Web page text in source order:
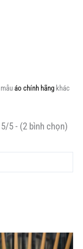
áo chính hãng khác
5/5 - (2 bình chọn)